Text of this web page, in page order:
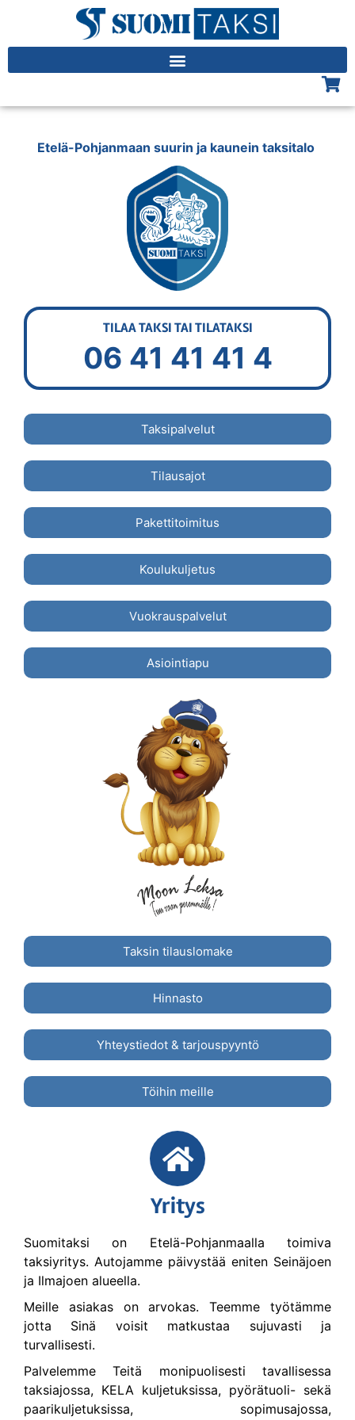
Etelä-Pohjanmaan suurin ja kaunein taksitalo
TILAA TAKSI TAI TILATAKSI
06 41 41 41 4
Taksipalvelut
Tilausajot
Pakettitoimitus
Koulukuljetus
Vuokrauspalvelut
Asiointiapu
Taksin tilauslomake
Hinnasto
Yhteystiedot & tarjouspyyntö
Töihin meille
Yritys
Suomitaksi on Etelä-Pohjanmaalla toimiva
taksiyritys. Autojamme päivystää eniten Seinäjoen
ja Ilmajoen alueella.
Meille asiakas on arvokas. Teemme työtämme
jotta Sinä voisit matkustaa sujuvasti ja
turvallisesti.
Palvelemme Teitä monipuolisesti tavallisessa
taksiajossa, KELA kuljetuksissa, pyörätuoli- sekä
paarikuljetuksissa, sopimusajossa,